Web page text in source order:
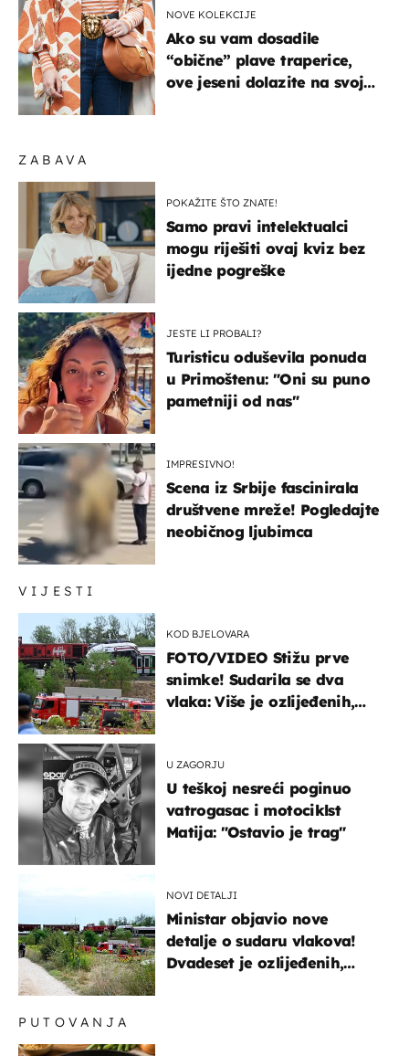
VIJESTI
KOD BJELOVARA
FOTO/VIDEO Stižu prve
snimke! Sudarila se dva
vlaka: Više je ozlijeđenih,
U ZAGORJU
U teškoj nesreći poginuo
vatrogasac i motociklst
Matija: "Ostavio je trag"
NOVI DETALJI
Ministar objavio nove
detalje o sudaru vlakova!
Dvadeset je ozlijeđenih,
ZABAVA
POKAŽITE ŠTO ZNATE!
Samo pravi intelektualci
mogu riješiti ovaj kviz bez
ijedne pogreške
JESTE LI PROBALI?
Turisticu oduševila ponuda
u Primoštenu: "Oni su puno
pametniji od nas"
IMPRESIVNO!
Scena iz Srbije fascinirala
društvene mreže! Pogledajte
neobičnog ljubimca
PUTOVANJA
NOVE KOLEKCIJE
Ako su vam dosadile
“obične” plave traperice,
ove jeseni dolazite na svoje